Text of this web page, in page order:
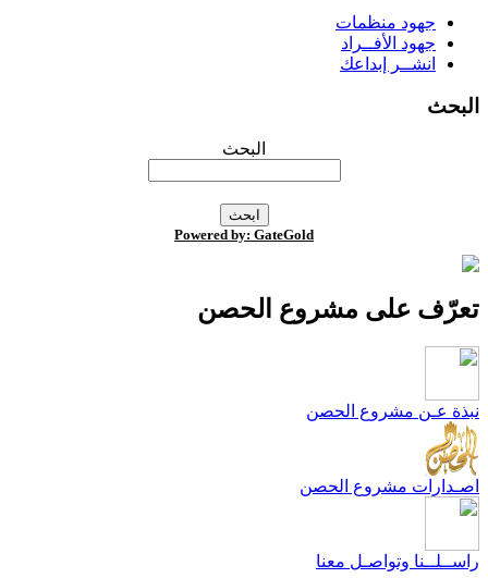
جهود منظمات
جهود الأفــراد
انشــر إبداعك
البحث
Powered by: GateGold
على مشروع الحصن
عـن مشروع الحصن
مشروع الحصن
وتواصـل معنا